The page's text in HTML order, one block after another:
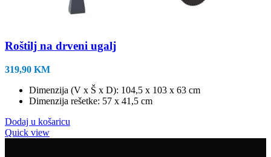
Roštilj na drveni ugalj
319,90 KM
Dimenzija (V x Š x D): 104,5 x 103 x 63 cm
Dimenzija rešetke: 57 x 41,5 cm
Dodaj u košaricu
Quick view